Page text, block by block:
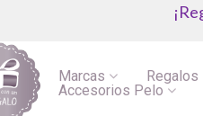
Marcas
Accesorios Pelo